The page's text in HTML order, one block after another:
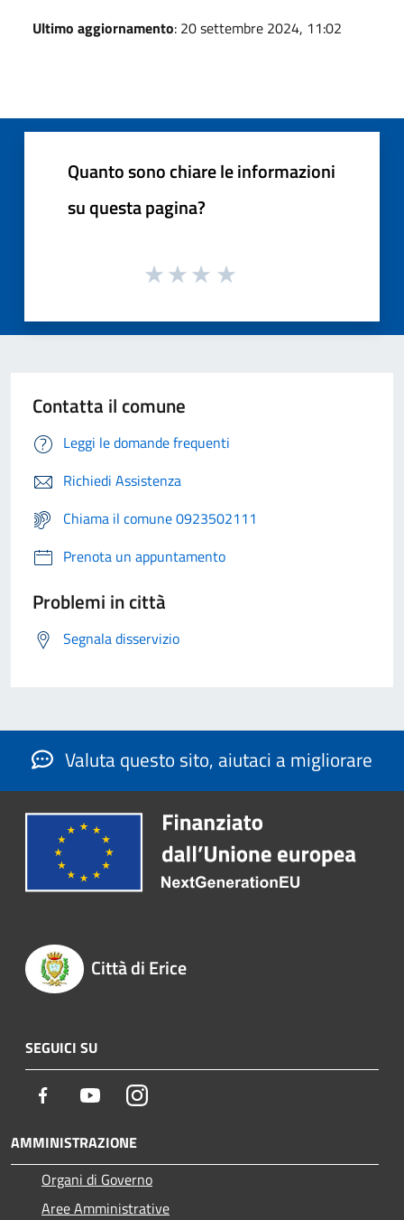
Ultimo aggiornamento: 20 settembre 2024, 11:02
Quanto sono chiare le informazioni
su questa pagina?
Contatta il comune
Leggi le domande frequenti
Richiedi Assistenza
Chiama il comune 0923502111
Prenota un appuntamento
Problemi in città
Segnala disservizio
Valuta questo sito, aiutaci a migliorare
Città di Erice
SEGUICI SU
Facebook YoutubeInstagram
AMMINISTRAZIONE
Organi di Governo
Aree Amministrative